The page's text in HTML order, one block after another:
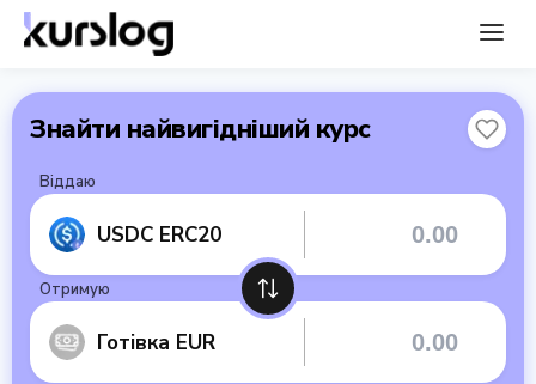
Знайти найвигідніший курс
Віддаю
USDC ERC20
Отримую
Готівка EUR